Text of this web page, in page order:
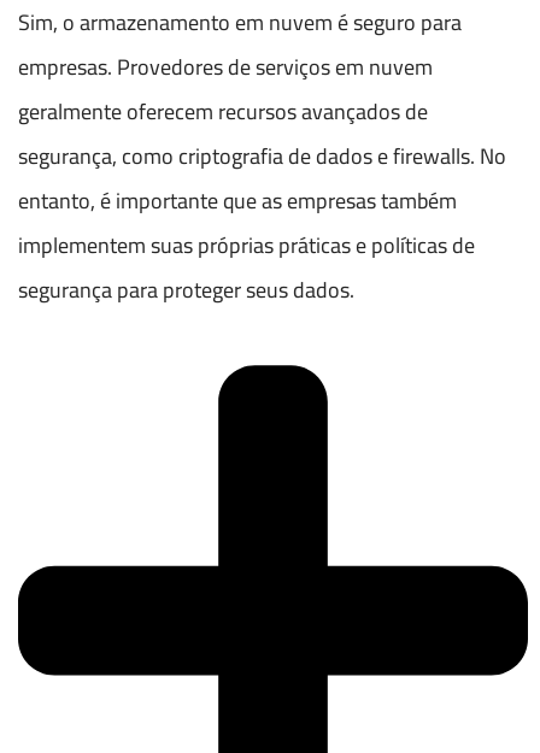
Sim, o armazenamento em nuvem é seguro para
empresas. Provedores de serviços em nuvem
geralmente oferecem recursos avançados de
segurança, como criptografia de dados e firewalls. No
entanto, é importante que as empresas também
implementem suas próprias práticas e políticas de
segurança para proteger seus dados.